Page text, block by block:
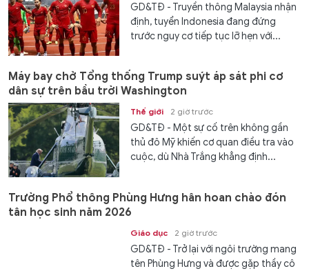
GD&TĐ - Truyền thông Malaysia nhận
định, tuyển Indonesia đang đứng
trước nguy cơ tiếp tục lỡ hẹn với...
Máy bay chở Tổng thống Trump suýt áp sát phi cơ
dân sự trên bầu trời Washington
Thế giới 2 giờ trước
GD&TĐ - Một sự cố trên không gần
thủ đô Mỹ khiến cơ quan điều tra vào
cuộc, dù Nhà Trắng khẳng định...
Trường Phổ thông Phùng Hưng hân hoan chào đón
tân học sinh năm 2026
Giáo dục 2 giờ trước
GD&TĐ - Trở lại với ngôi trường mang
tên Phùng Hưng và được gặp thầy cô